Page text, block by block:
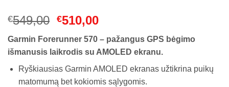
€549,00 Original
was:
€549,00.
€510,00Current
price
is:
€510,00.
Garmin Forerunner 570 – pažangus GPS bėgimo
išmanusis laikrodis su AMOLED ekranu.
Ryškiausias Garmin AMOLED ekranas užtikrina puikų
matomumą bet kokiomis sąlygomis.